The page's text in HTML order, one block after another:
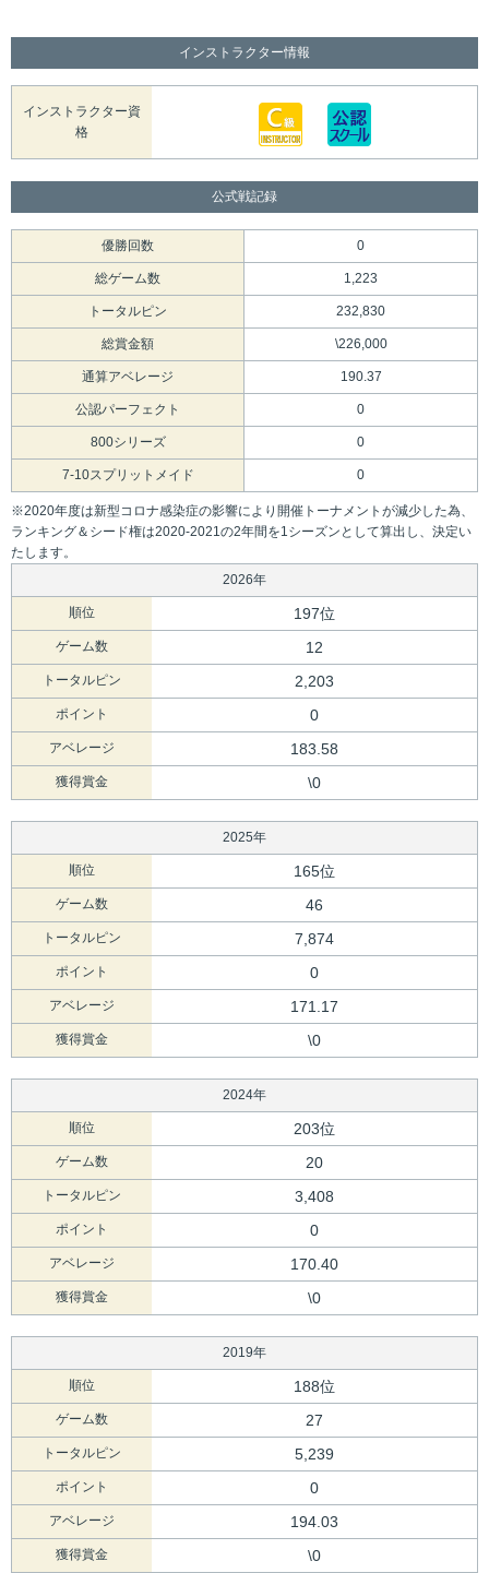
インストラクター情報
インストラクター資
格
公式戦記録
優勝回数 0
総ゲーム数 1,223
トータルピン 232,830
総賞金額 \226,000
通算アベレージ 190.37
公認パーフェクト 0
800シリーズ 0
7-10スプリットメイド 0
※2020年度は新型コロナ感染症の影響により開催トーナメントが減少した為、
ランキング＆シード権は2020-2021の2年間を1シーズンとして算出し、決定い
たします。
2026年
順位 197位
ゲーム数 12
トータルピン 2,203
ポイント 0
アベレージ 183.58
獲得賞金 \0
2025年
順位 165位
ゲーム数 46
トータルピン 7,874
ポイント 0
アベレージ 171.17
獲得賞金 \0
2024年
順位 203位
ゲーム数 20
トータルピン 3,408
ポイント 0
アベレージ 170.40
獲得賞金 \0
2019年
順位 188位
ゲーム数 27
トータルピン 5,239
ポイント 0
アベレージ 194.03
獲得賞金 \0